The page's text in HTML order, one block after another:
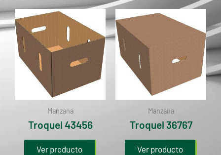
Manzana
Troquel 43456
Ver producto
Manzana
Troquel 36767
Ver producto